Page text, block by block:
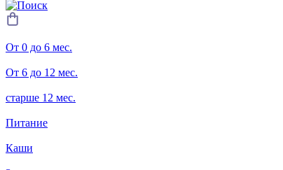
От 0 до 6 мес.
От 6 до 12 мес.
старше 12 мес.
Питание
Каши